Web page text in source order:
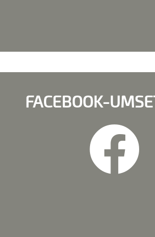
FACEBOOK-